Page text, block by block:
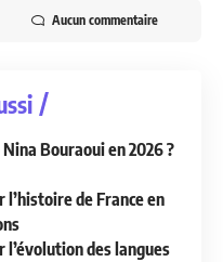
Aucun commentaire
Bouraoui en 2026 ?
de France en
des langues